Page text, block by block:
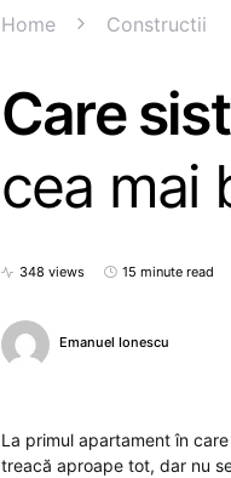
Home Constructii
Care
cea mai
348 views 15 minute read
Emanuel Ionescu
La primul apartament în
treacă aproape tot, dar nu